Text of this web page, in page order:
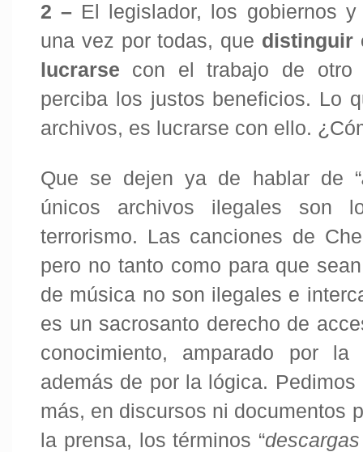
2 – El legislador, los gobiernos
una vez por todas, que distinguir
lucrarse
con el trabajo de otro
perciba los justos beneficios. Lo
archivos, es lucrarse con ello.
Que se dejen ya de hablar de “
únicos archivos ilegales son
terrorismo. Las canciones de
pero no tanto como para que
de música no son ilegales e
es un sacrosanto derecho de
conocimiento, amparado por
además de por la lógica.
más, en discursos ni documentos
la prensa, los términos “